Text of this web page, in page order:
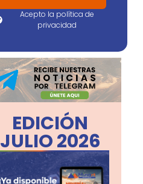
Acepto la política de
privacidad
EDICIÓN
JULIO 2026